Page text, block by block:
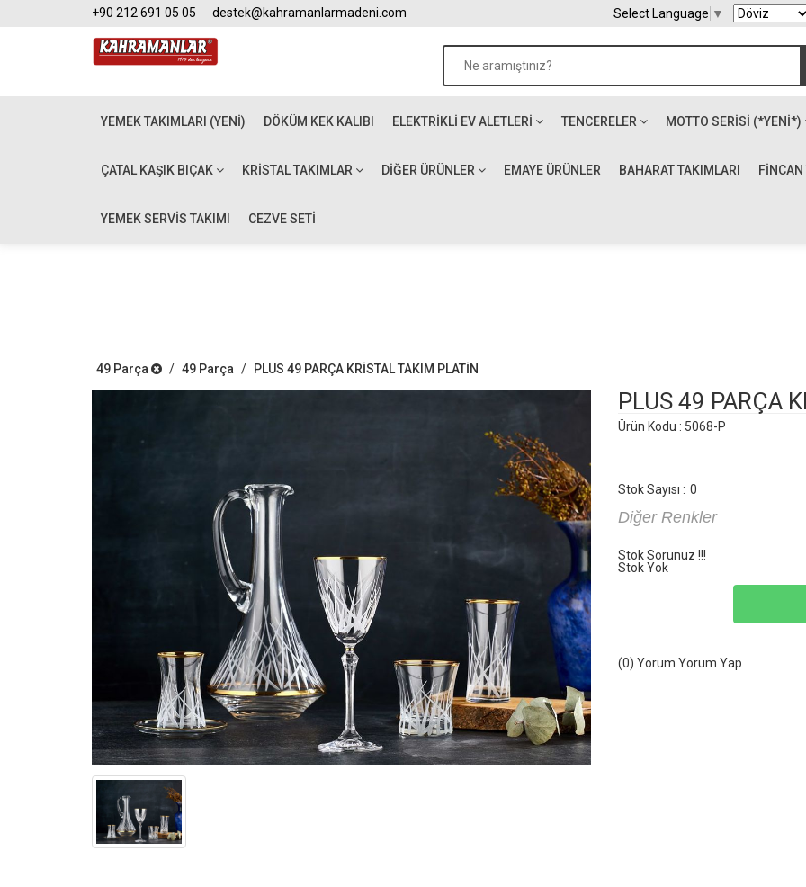
+90 212 691 05 05 destek@kahramanlarmadeni.com Select Language ▼
YEMEK TAKIMLARI (YENİ) DÖKÜM KEK KALIBI ELEKTRIKLI EV ALETLERI TENCERELER MOTTO SERİSİ (*YENİ*)
ÇATAL KAŞIK BIÇAK KRISTAL TAKIMLAR DIĞER ÜRÜNLER EMAYE ÜRÜNLER BAHARAT TAKIMLARI FİNCAN
YEMEK SERVİS TAKIMI CEZVE SETİ
49 Parça / 49 Parça / PLUS 49 PARÇA KRİSTAL TAKIM PLATİN
PLUS 49 PARÇA
Ürün Kodu : 5068-P
Stok Sayısı : 0
Diğer Renkler
Stok Sorunuz !!!
Stok Yok
(0) Yorum Yorum Yap